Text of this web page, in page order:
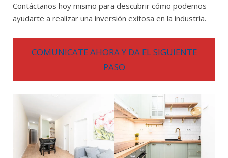
Contáctanos hoy mismo para descubrir cómo podemos
ayudarte a realizar una inversión exitosa en la industria.
COMUNICATE AHORA Y DA EL SIGUIENTE
PASO